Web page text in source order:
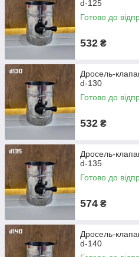
d-125
Готово до
532 ₴
Дросель-
d-130
Готово до
532 ₴
Дросель-
d-135
Готово до
574 ₴
Дросель-
d-140